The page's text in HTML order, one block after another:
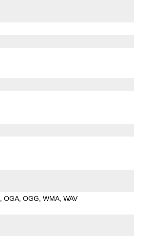
OGA OGG WMA WAV